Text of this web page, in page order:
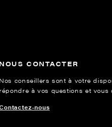
NOUS CONTACTER
Nos conseillers sont à votre
répondre à vos questions et vous
nous